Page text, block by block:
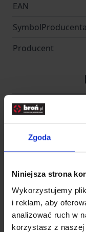
Zgoda
Niniejsza strona
Wykorzystujemy
i reklam, aby
analizować ruch w
korzystasz z naszej
EAN
SymbolProducenta
Producent
Nazwa
Kod pocztowy
Miasto
E-mail